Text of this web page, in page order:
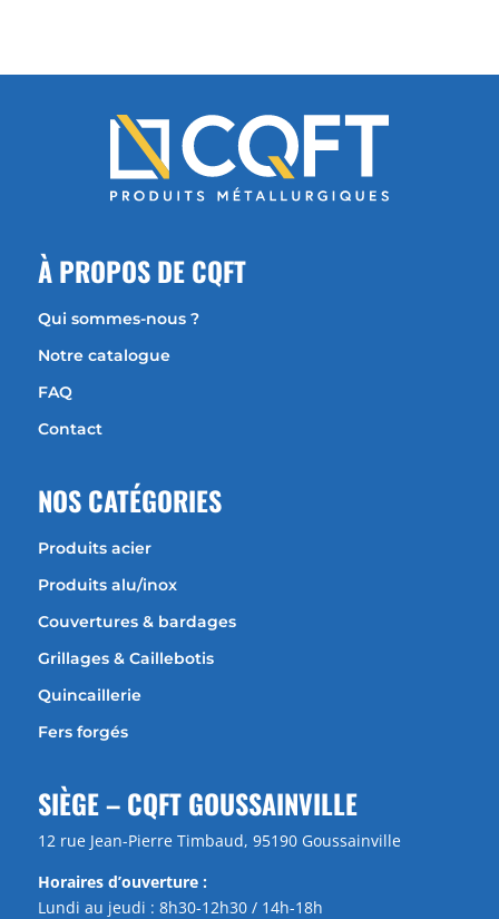
ÀPROPOS DE CQFT
Qui sommes-nous ?
Notre catalogue
FAQ
Contact
NOS CATÉGORIES
Produits acier
Produits alu/inox
Couvertures & bardages
Grillages & Caillebotis
Quincaillerie
Fers forgés
SIÈGE – CQFT GOUSSAINVILLE
12 rue Jean-Pierre Timbaud, 95190 Goussainville
Horaires d’ouverture :
Lundi au jeudi : 8h30-12h30 / 14h-18h